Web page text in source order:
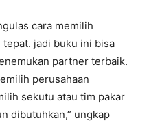
cara memilih
jadi buku ini bisa
partner terbaik.
perusahaan
sekutu atau tim pakar
dibutuhkan,” ungkap